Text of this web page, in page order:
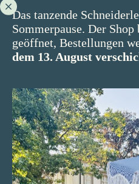
Das tanzende
Sommerpause. Der
geöffnet, Bestellungen
dem 13. August